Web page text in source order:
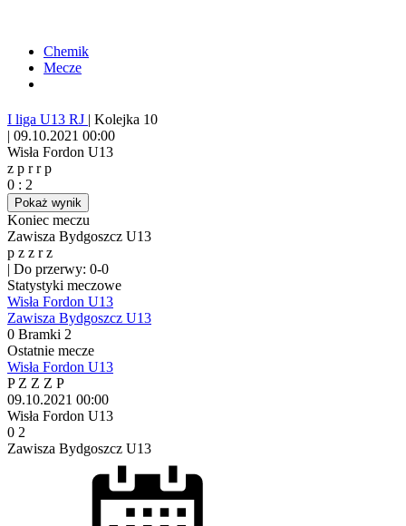
Chemik
Mecze
I liga U13 RJ | Kolejka 10
| 09.10.2021 00:00
Wisła Fordon U13
z p rrp
0 : 2
Pokaż wynik
Koniec meczu
Zawisza Bydgoszcz U13
p z z rz
| Do przerwy: 0-0
Statystyki meczowe
Wisła Fordon U13
Zawisza Bydgoszcz U13
0 Bramki 2
Ostatnie mecze
Wisła Fordon U13
PZ Z Z P
09.10.2021 00:00
Wisła Fordon U13
0 2
Zawisza Bydgoszcz U13